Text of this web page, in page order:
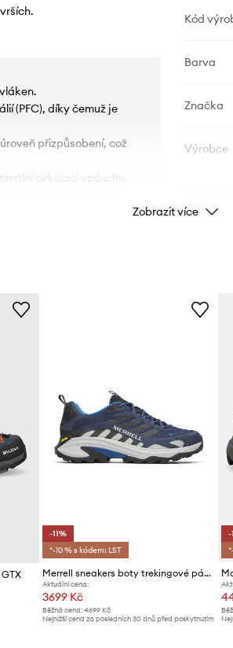
(PFC), díky čemuž je
přizpůsobení, což
cirkulaci vzduchu.
směsí EVA a používá
odpružení a zároveň
a zvyšují trakci.
vysokou
Kód
Barva
Značka
Výrobce
Zobrazit více
-11%
*-10 % s kódem: LST
Merrell sneakers boty trekingové pánské MOAB SPEED 2 GORE-TEX
Aktuální cena:
3699 Kč
Běžná cena: 4699 Kč
Nejnižší cena za posledních 30 dnů před poskytnutím
-